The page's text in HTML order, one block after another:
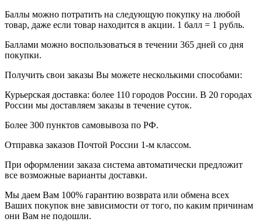
Баллы можно потратить на следующую покупку на любой
товар, даже если товар находится в акции. 1 балл = 1 рубль.
Баллами можно воспользоваться в течении 365 дней со дня
покупки.
Получить свои заказы Вы можете несколькими способами:
Курьерская доставка: более 110 городов России. В 20 городах
России мы доставляем заказы в течение суток.
Более 300 пунктов самовывоза по РФ.
Отправка заказов Почтой России 1-м классом.
При оформлении заказа система автоматически предложит
все возможные варианты доставки.
Мы даем Вам 100% гарантию возврата или обмена всех
Ваших покупок вне зависимости от того, по каким причинам
они Вам не подошли.